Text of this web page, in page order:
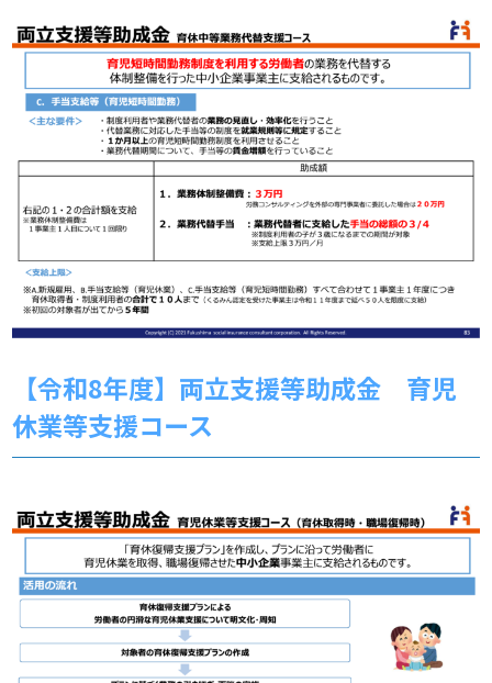
【令和8年度】両立支援等助成金 育児
休業等支援コース